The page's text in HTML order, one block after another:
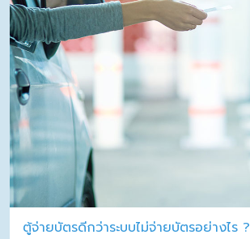
ตู้จ่ายบัตรดีกว่าระบบไม่จ่ายบัตรอย่างไร ?